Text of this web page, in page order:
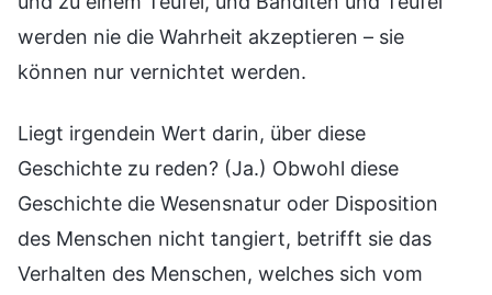
werden nie die Wahrheit akzeptieren – sie
können nur vernichtet werden.
Liegt irgendein Wert darin, über diese
Geschichte zu reden? (Ja.) Obwohl diese
Geschichte die Wesensnatur oder Disposition
des Menschen nicht tangiert, betrifft sie das
Verhalten des Menschen, welches sich vom